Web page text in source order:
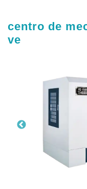
centro de
ve